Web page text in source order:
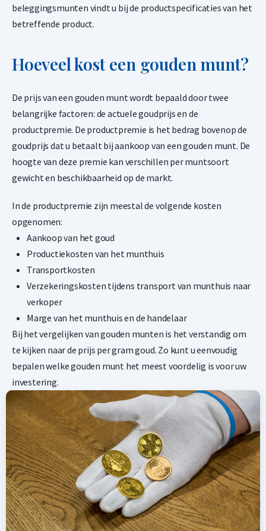
beleggingsmunten vindt u bij de productspecificaties van het
betreffende product.
Hoeveel kost een gouden munt?
De prijs van een gouden munt wordt bepaald door twee
belangrijke factoren: de actuele goudprijs en de
productpremie. De productpremie is het bedrag bovenop de
goudprijs dat u betaalt bij aankoop van een gouden munt. De
hoogte van deze premie kan verschillen per muntsoort
gewicht en beschikbaarheid op de markt.
In de productpremie zijn meestal de volgende kosten
opgenomen:
Aankoop van het goud
Productiekosten van het munthuis
Transportkosten
Verzekeringskosten tijdens transport van munthuis naar
verkoper
Marge van het munthuis en de handelaar
Bij het vergelijken van gouden munten is het verstandig om
te kijken naar de prijs per gram goud. Zo kunt u eenvoudig
bepalen welke gouden munt het meest voordelig is voor uw
investering.